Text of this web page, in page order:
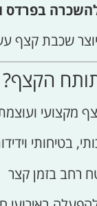
בפרדס
שכבת קצף
הקצף?
מקצועי
בטיחותי
רחב בזמן קצר